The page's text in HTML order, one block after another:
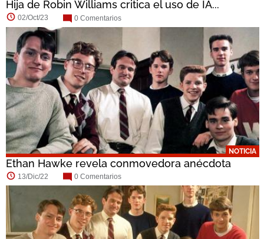
Hija de Robin Williams critica el uso de IA...
02/Oct/23 0 Comentarios
NOTICIA
Ethan Hawke revela conmovedora anécdota
con...13/Dic/22 0 Comentarios